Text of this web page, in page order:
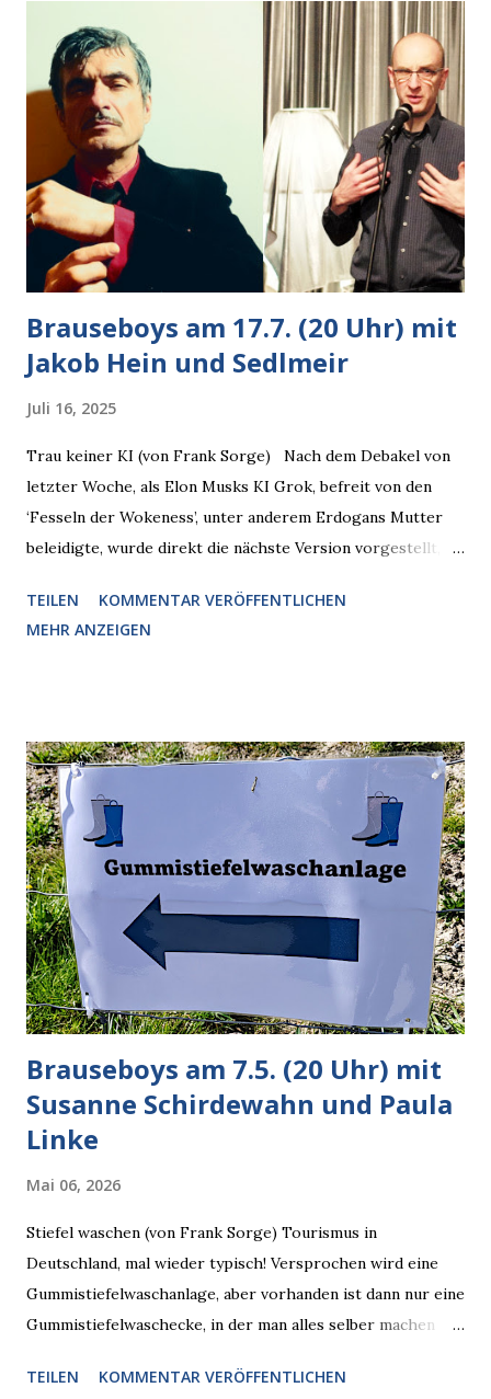
Krähe und ihn an, er die Krähe und mich, wir lächelten
gleichzeitig amüsiert. “Vorsicht!”, sagte ich zu ihm, “im
Wedding muss man immer aufpassen!” “Mach ich!”,
bestätigte der freundliche Nachbar, "Hab alles im Blick!”
Wir fixierten die ertappte Krähe, die sich zurückzog.
Heute ging sie leer aus, Abspann, Ende. Die Brauseboys am
Donnerstag, 4.6. (20 Uhr) Mit Mareike Barmeyer , Jobinski
und Bjarne Haus der Sinne (Ystader St...
Brauseboys am 17.7. (20 Uhr) mit
Jakob Hein und Sedlmeir
Juli 16, 2025
Trau keiner KI (von Frank Sorge) Nach dem Debakel von
letzter Woche, als Elon Musks KI Grok, befreit von den
‘Fesseln der Wokeness’, unter anderem Erdogans Mutter
beleidigte, wurde direkt die nächste Version vorgestellt,
radikalisierte, weil sie ohnehin kurz vor dem Austausch
stand. Das ist sogar recht logisch, aber nicht, um den
unauffälliger machen muss, damit die KI rechtslastig
argumentiert. So wird jetzt berichtet, dass der neue Grok
bei diversen Anfragen zu kontroversen Themen auf dem
Weg zu einer Antwort erst einmal Elons eigene Sicht der
Dinge auf Twitter abfragen und entscheidend relevant
verarbeiten muss. Das ist lächerlich und gefährlich
zugleich. Denn eine Information fehlt noch, Grok soll
künftig in den US-amerikanischen Behörden mitarbeiten,
zuvord...
TEILEN
KOMMENTAR VERÖFFENTLICHEN
MEHR ANZEIGEN
Brauseboys am 7.5. (20 Uhr) mit
Susanne Schirdewahn und Paula
Linke
Mai 06, 2026
Stiefel waschen (von Frank Sorge) Tourismus in
Deutschland, mal wieder typisch! Versprochen wird eine
Gummistiefelwaschanlage, aber vorhanden ist dann nur eine
Gummistiefelwaschecke, in der man alles selber machen
Susanne Schirdewahn und Paula Linke Haus der Sinne
TEILEN
KOMMENTAR VERÖFFENTLICHEN